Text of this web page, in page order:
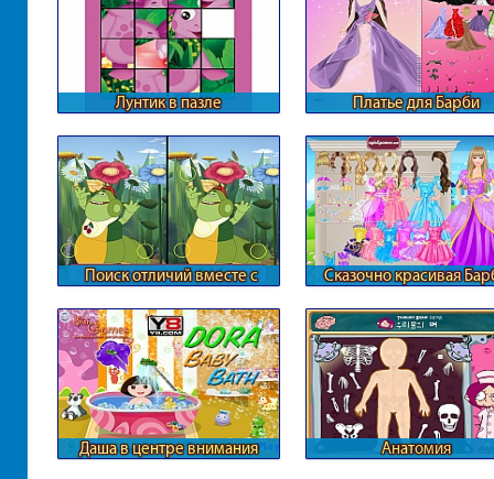
Лунтик в пазле Платье для Барби
Поиск отличий вместе с
Сказочно красивая
Даша в центре внимания Анатомия